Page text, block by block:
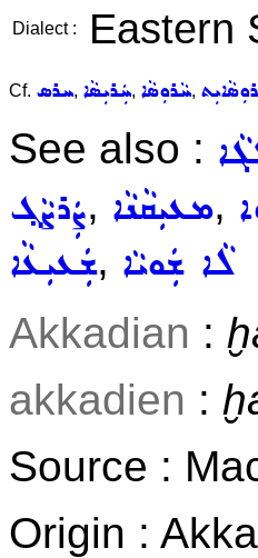
Dialect : Eastern
Cf. ܚܪܣ, ܚܲܪܝܼܣܵܐ, ܚܵܪܘܼܣܵܐ,
See also :
ܨܲܪܨܵܓ݂, ܡܥܝܼܩܵܢܵܐ,
ܫܲܥܝܼܥܵܐ, ܠܵܐ ܫܲܘܝܵܐ
Akkadian :
akkadien :
Source :
Origin :